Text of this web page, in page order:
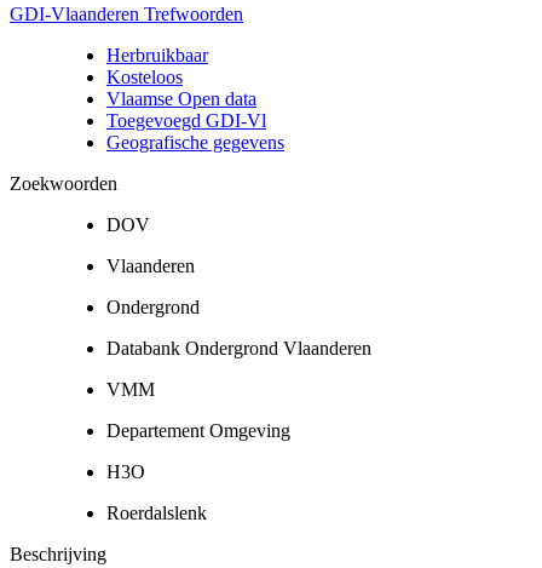
GDI-Vlaanderen Trefwoorden
Herbruikbaar
Kosteloos
Vlaamse Open data
Toegevoegd GDI-Vl
Geografische gegevens
Zoekwoorden
DOV
Vlaanderen
Ondergrond
Databank Ondergrond Vlaanderen
VMM
Departement Omgeving
H3O
Roerdalslenk
Beschrijving